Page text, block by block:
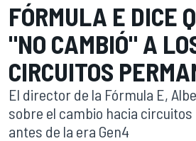
FÓRMULA E DICE
"NO CAMBIÓ" A
CIRCUITOS
El director de la Fórmula E,
sobre el cambio hacia
antes de la era Gen4